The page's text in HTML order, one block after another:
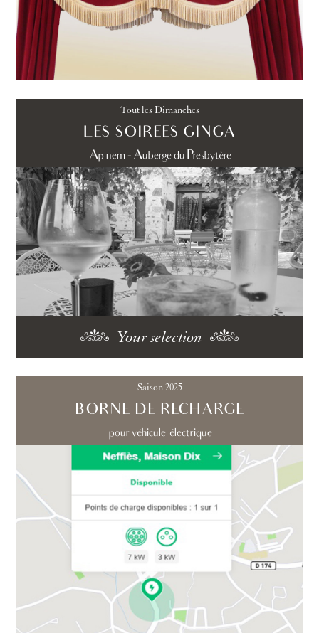
Tout les Dimanches
LES SOIREES GINGA
Apönem - Auberge du Presbytère
Your selection
Saison 2025
BORNE DE RECHARGE
pour véhicule électrique